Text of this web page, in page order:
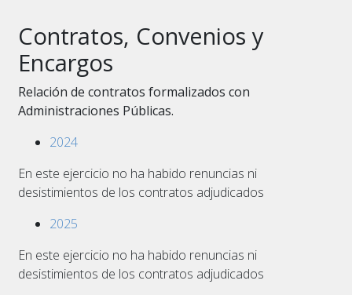
Contratos, Convenios y
Encargos
Relación de contratos formalizados con
Administraciones Públicas.
2024
En este ejercicio no ha habido renuncias ni
desistimientos de los contratos adjudicados
2025
En este ejercicio no ha habido renuncias ni
desistimientos de los contratos adjudicados